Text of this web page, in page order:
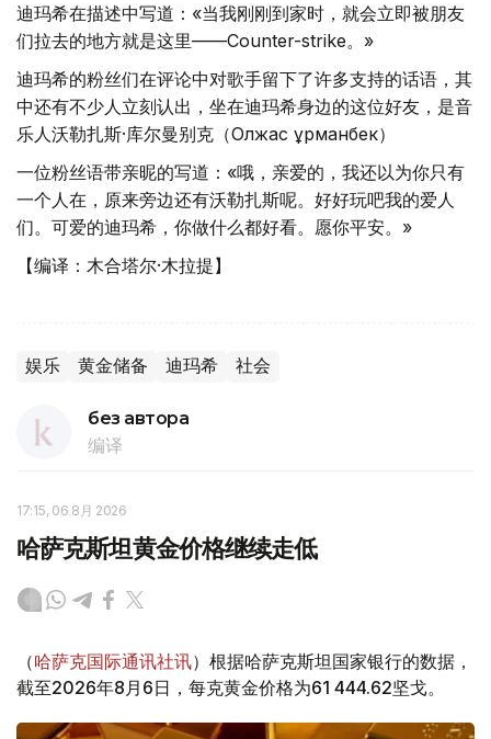
迪玛希在描述中写道：«当我刚刚到家时，就会立即被朋友
们拉去的地方就是这里——Counter-strike。»
迪玛希的粉丝们在评论中对歌手留下了许多支持的话语，其
中还有不少人立刻认出，坐在迪玛希身边的这位好友，是音
乐人沃勒扎斯·库尔曼别克（Олжас Құрманбек）
一位粉丝语带亲昵的写道：«哦，亲爱的，我还以为你只有
一个人在，原来旁边还有沃勒扎斯呢。好好玩吧我的爱人
们。可爱的迪玛希，你做什么都好看。愿你平安。»
【编译：木合塔尔·木拉提】
娱乐 黄金储备 迪玛希 社会
без автора
编译
17:15, 06 8月 2026
哈萨克斯坦黄金价格继续走低
（哈萨克国际通讯社讯）根据哈萨克斯坦国家银行的数据，
截至2026年8月6日，每克黄金价格为61 444.62坚戈。